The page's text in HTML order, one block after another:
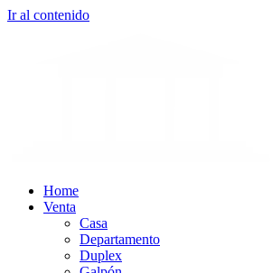
Ir al contenido
Home
Venta
Casa
Departamento
Duplex